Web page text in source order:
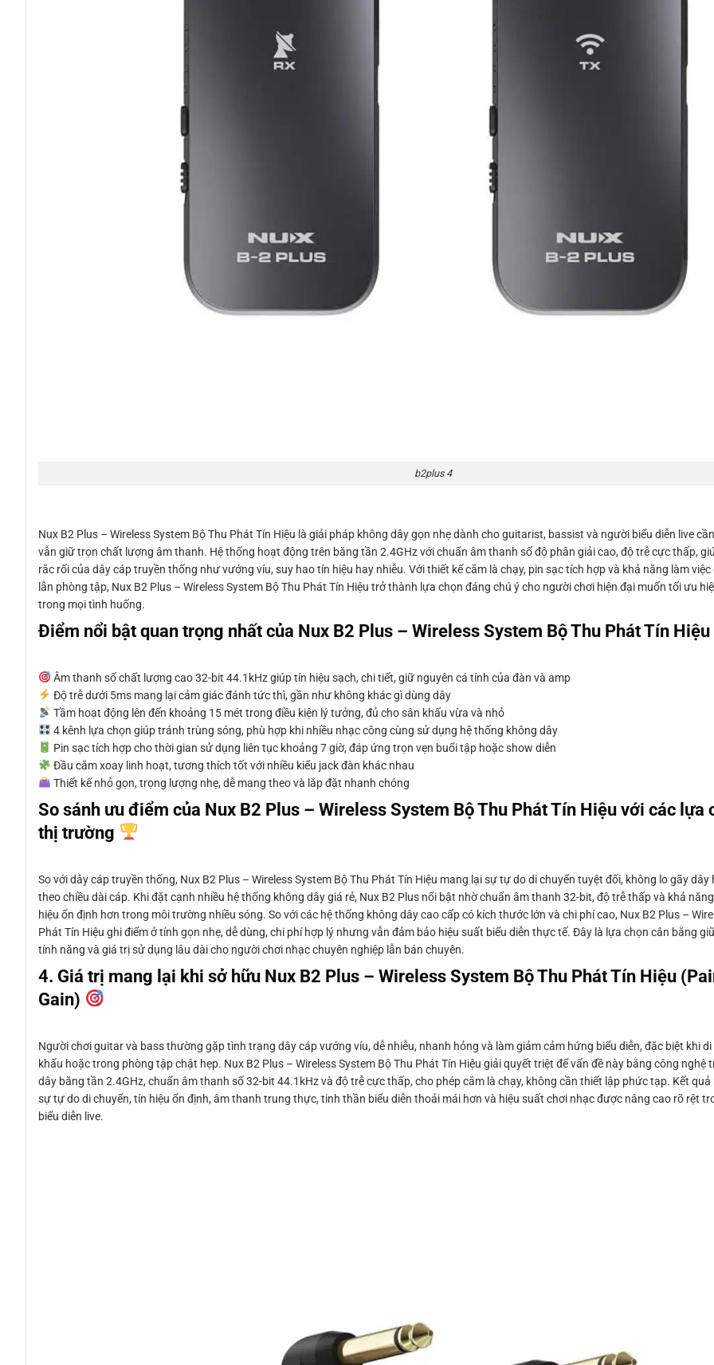
b2plus 4
Nux B2 Plus – Wireless System Bộ Thu Phát Tín Hiệu là giải pháp không dây gọn nhẹ dành cho guitarist, bassist và người biểu diễn live
vẫn giữ trọn chất lượng âm thanh. Hệ thống hoạt động trên băng tần 2.4GHz với chuẩn âm thanh số độ phân giải cao, độ trễ cực thấp,
rắc rối của dây cáp truyền thống như vướng víu, suy hao tín hiệu hay nhiễu. Với thiết kế cắm là chạy, pin sạc tích hợp và khả năng làm
lẫn phòng tập, Nux B2 Plus – Wireless System Bộ Thu Phát Tín Hiệu trở thành lựa chọn đáng chú ý cho người chơi hiện đại muốn tối ưu
trong mọi tình huống.
Điểm nổi bật quan trọng nhất của Nux B2 Plus – Wireless System Bộ Thu Phát Tín Hiệu
Âm thanh số chất lượng cao 32-bit 44.1kHz giúp tín hiệu sạch, chi tiết, giữ nguyên cá tính của đàn và amp
Độ trễ dưới 5ms mang lại cảm giác đánh tức thì, gần như không khác gì dùng dây
Tầm hoạt động lên đến khoảng 15 mét trong điều kiện lý tưởng, đủ cho sân khấu vừa và nhỏ
4 kênh lựa chọn giúp tránh trùng sóng, phù hợp khi nhiều nhạc công cùng sử dụng hệ thống không dây
Pin sạc tích hợp cho thời gian sử dụng liên tục khoảng 7 giờ, đáp ứng trọn vẹn buổi tập hoặc show diễn
Đầu cắm xoay linh hoạt, tương thích tốt với nhiều kiểu jack đàn khác nhau
Thiết kế nhỏ gọn, trọng lượng nhẹ, dễ mang theo và lắp đặt nhanh chóng
So sánh ưu điểm của Nux B2 Plus – Wireless System Bộ Thu Phát Tín Hiệu với các lựa
thị trường
So với dây cáp truyền thống, Nux B2 Plus – Wireless System Bộ Thu Phát Tín Hiệu mang lại sự tự do di chuyển tuyệt đối, không lo gãy dây
theo chiều dài cáp. Khi đặt cạnh nhiều hệ thống không dây giá rẻ, Nux B2 Plus nổi bật nhờ chuẩn âm thanh 32-bit, độ trễ thấp và khả
hiệu ổn định hơn trong môi trường nhiều sóng. So với các hệ thống không dây cao cấp có kích thước lớn và chi phí cao, Nux B2 Plus –
Phát Tín Hiệu ghi điểm ở tính gọn nhẹ, dễ dùng, chi phí hợp lý nhưng vẫn đảm bảo hiệu suất biểu diễn thực tế. Đây là lựa chọn cân bằng
tính năng và giá trị sử dụng lâu dài cho người chơi nhạc chuyên nghiệp lẫn bán chuyên.
4. Giá trị mang lại khi sở hữu Nux B2 Plus – Wireless System Bộ Thu Phát Tín Hiệu
Gain)
Người chơi guitar và bass thường gặp tình trạng dây cáp vướng víu, dễ nhiễu, nhanh hỏng và làm giảm cảm hứng biểu diễn, đặc biệt khi
khấu hoặc trong phòng tập chật hẹp. Nux B2 Plus – Wireless System Bộ Thu Phát Tín Hiệu giải quyết triệt để vấn đề này bằng công nghệ
dây băng tần 2.4GHz, chuẩn âm thanh số 32-bit 44.1kHz và độ trễ cực thấp, cho phép cắm là chạy, không cần thiết lập phức tạp. Kết
sự tự do di chuyển, tín hiệu ổn định, âm thanh trung thực, tinh thần biểu diễn thoải mái hơn và hiệu suất chơi nhạc được nâng cao rõ rệt
biểu diễn live.